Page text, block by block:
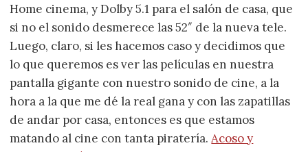
Home cinema, y Dolby 5.1 para el salón de casa, que
si no el sonido desmerece las 52″ de la nueva tele.
Luego, claro, si les hacemos caso y decidimos que
lo que queremos es ver las películas en nuestra
pantalla gigante con nuestro sonido de cine, a la
hora a la que me dé la real gana y con las zapatillas
de andar por casa, entonces es que estamos
matando al cine con tanta piratería.Acoso y